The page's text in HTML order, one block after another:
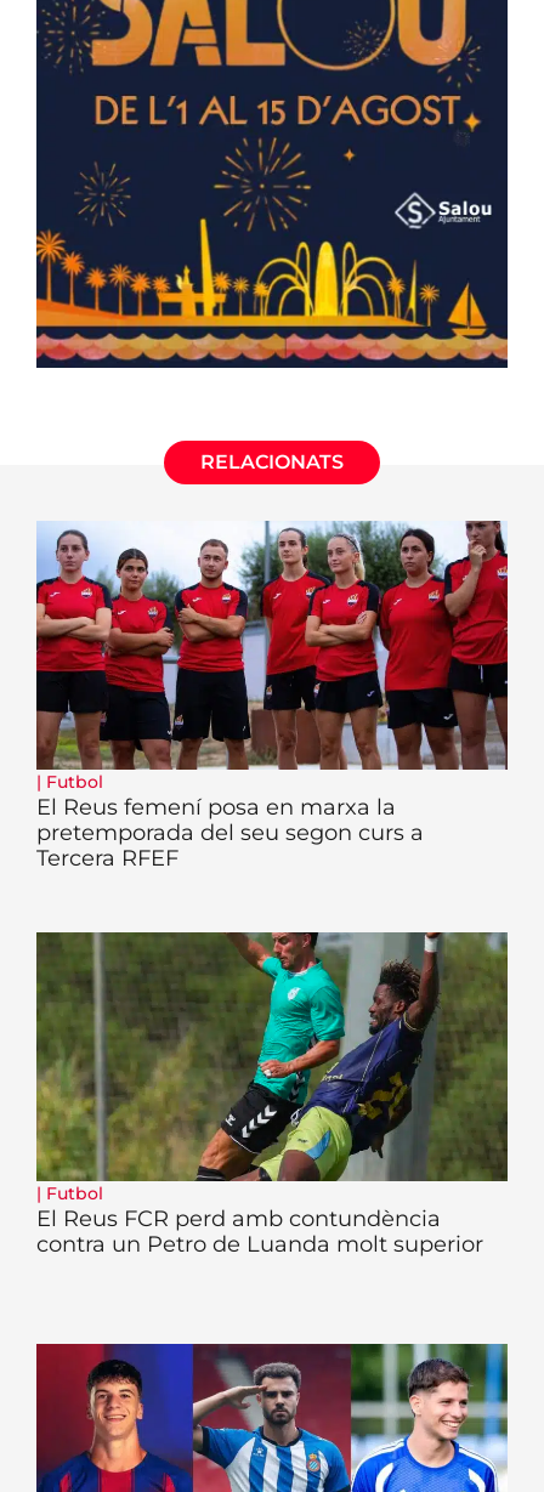
RELACIONATS
| Futbol
El Reus femení posa en marxa la
pretemporada del seu segon curs a
Tercera RFEF
| Futbol
El Reus FCR perd amb contundència
contra un Petro de Luanda molt superior